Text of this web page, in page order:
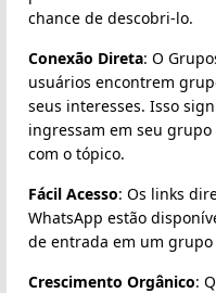
chance de descobri-lo.
Conexão Direta: O
usuários encontrem
seus interesses. Isso
ingressam em seu
com o tópico.
Fácil Acesso: Os links
WhatsApp estão
de entrada em um
Crescimento Orgânico: